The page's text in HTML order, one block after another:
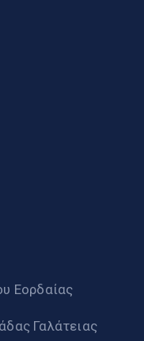
Εορδαίας
Γαλάτειας